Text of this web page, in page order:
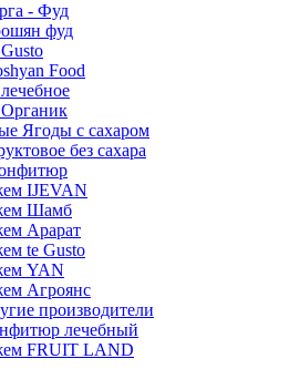
- Фуд
фуд
Food
Ягоды с сахаром
без сахара
IJEVAN
Шамб
Арарат
te Gusto
YAN
Агроянс
производители
лечебный
FRUIT LAND